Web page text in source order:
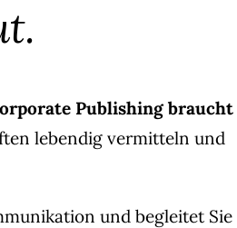
Publishing braucht
lebendig vermitteln und
und begleitet Sie